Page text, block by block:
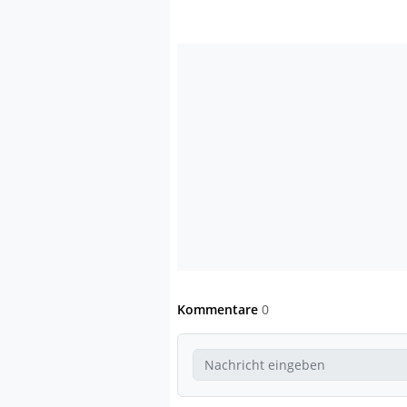
Kommentare 0